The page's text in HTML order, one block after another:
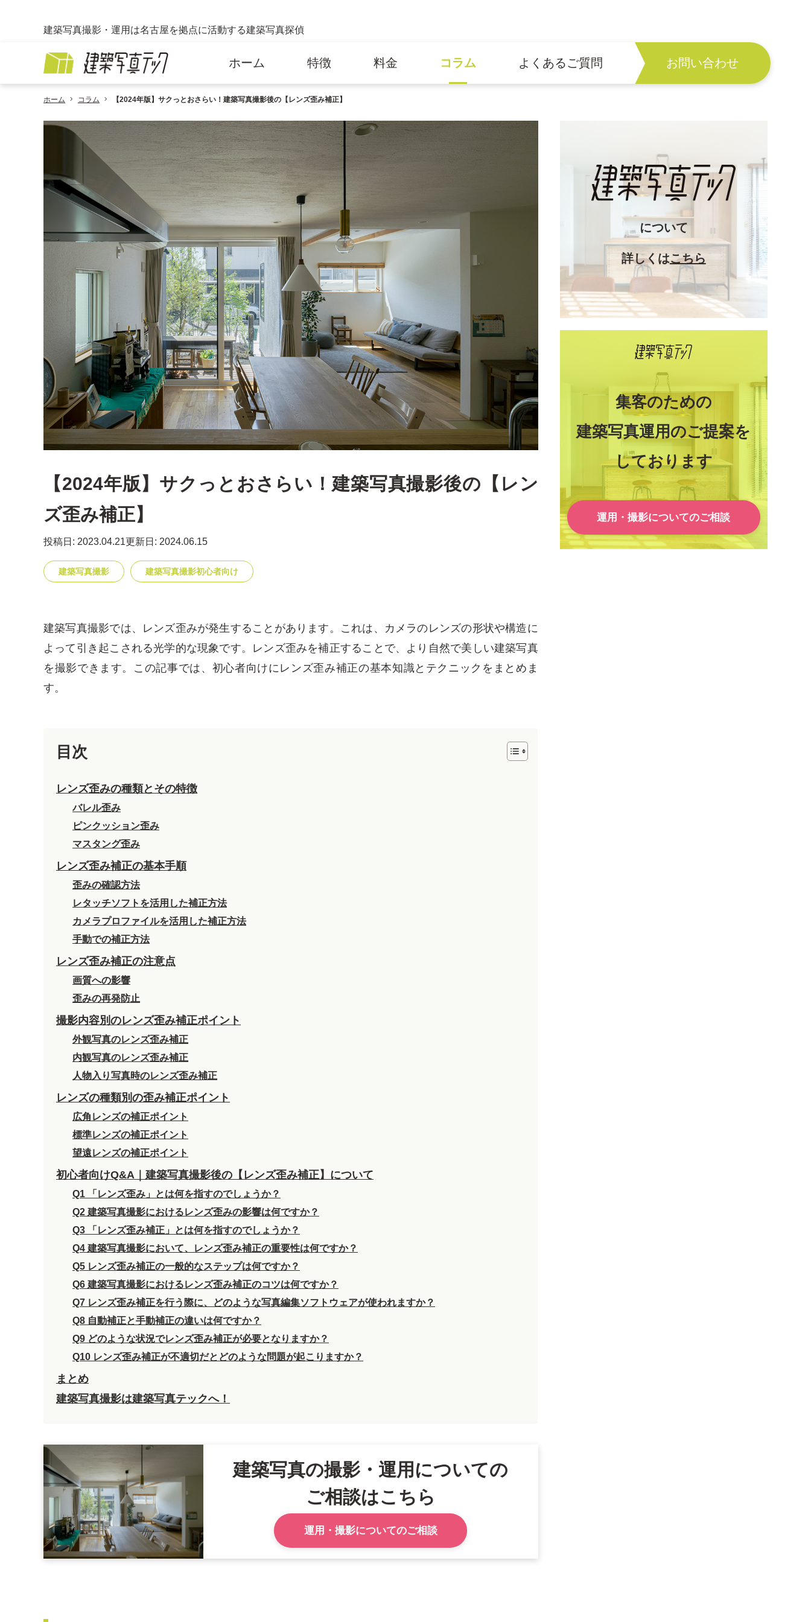
ホーム 特徴 料金 コラム よくあるご質問 お問い合わせ
建築写真撮影・運用は名古屋を拠点に活動する建築写真探偵
ホーム コラム 【2024年版】サクっとおさらい！建築写真撮影後の【レンズ歪み補正】
【2024年版】サクっとおさらい！建築写真撮影後の【レン
ズ歪み補正】
投稿日: 2023.04.21更新日: 2024.06.15
建築写真撮影 建築写真撮影初心者向け
建築写真撮影では、レンズ歪みが発生することがあります。これは、カメラのレンズの形状や構造に
よって引き起こされる光学的な現象です。レンズ歪みを補正することで、より自然で美しい建築写真
を撮影できます。この記事では、初心者向けにレンズ歪み補正の基本知識とテクニックをまとめま
す。
目次
レンズ歪みの種類とその特徴
バレル歪み
ピンクッション歪み
マスタング歪み
レンズ歪み補正の基本手順
歪みの確認方法
レタッチソフトを活用した補正方法
カメラプロファイルを活用した補正方法
手動での補正方法
レンズ歪み補正の注意点
画質への影響
歪みの再発防止
撮影内容別のレンズ歪み補正ポイント
外観写真のレンズ歪み補正
内観写真のレンズ歪み補正
人物入り写真時のレンズ歪み補正
レンズの種類別の歪み補正ポイント
広角レンズの補正ポイント
標準レンズの補正ポイント
望遠レンズの補正ポイント
初心者向けQ&A｜建築写真撮影後の【レンズ歪み補正】について
Q1 「レンズ歪み」とは何を指すのでしょうか？
Q2 建築写真撮影におけるレンズ歪みの影響は何ですか？
Q3 「レンズ歪み補正」とは何を指すのでしょうか？
Q4 建築写真撮影において、レンズ歪み補正の重要性は何ですか？
Q5 レンズ歪み補正の一般的なステップは何ですか？
Q6 建築写真撮影におけるレンズ歪み補正のコツは何ですか？
Q7 レンズ歪み補正を行う際に、どのような写真編集ソフトウェアが使われますか？
Q8 自動補正と手動補正の違いは何ですか？
Q9 どのような状況でレンズ歪み補正が必要となりますか？
Q10 レンズ歪み補正が不適切だとどのような問題が起こりますか？
まとめ
建築写真撮影は建築写真テックへ！
建築写真の撮影・運用についての
ご相談はこちら
運用・撮影についてのご相談
について
詳しくはこちら
集客のための
建築写真運用のご提案を
しております
運用・撮影についてのご相談